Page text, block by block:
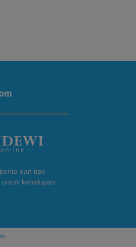
dan tips
kehidupan